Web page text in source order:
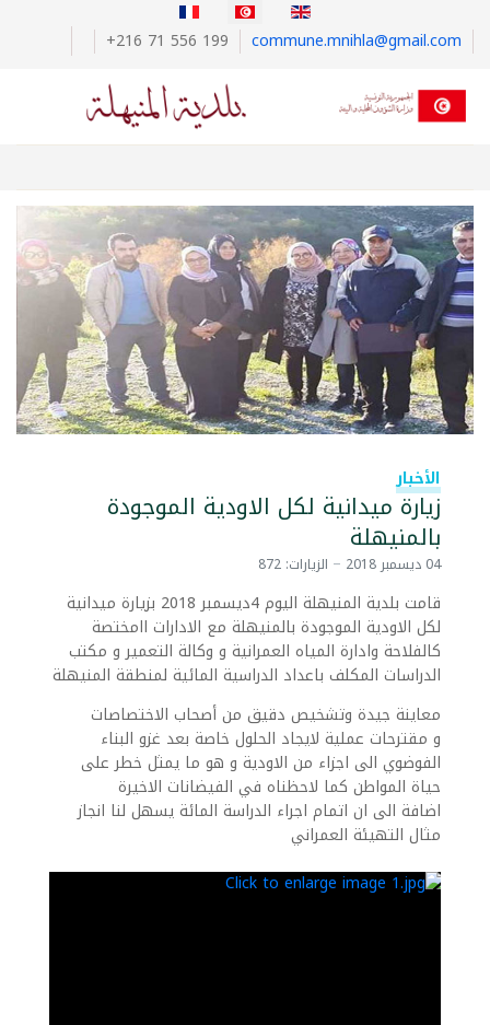
+216 71 556 199
commune.mnihla@gmail.com
الأخبار
زيارة ميدانية لكل الاودية الموجودة
بالمنيهلة
04 ديسمبر 2018 الزيارات: 872
قامت بلدية المنيهلة اليوم 4ديسمبر 2018 بزيارة ميدانية
لكل الاودية الموجودة بالمنيهلة مع الادارات اامختصة
كالفلاحة وادارة المياه العمرانية و وكالة التعمير و مكتب
الدراسات المكلف باعداد الدراسية المائية لمنطقة المنيهلة
معاينة جيدة وتشخيص دقيق من أصحاب الاختصاصات
و مقترحات عملية لايجاد الحلول خاصة بعد غزو البناء
الفوضوي الى اجزاء من الاودية و هو ما يمثل خطر على
حياة المواطن كما لاحظناه في الفيضانات الاخيرة
اضافة الى ان اتمام اجراء الدراسة المائة يسهل لنا انجاز
مثال التهيئة العمراني